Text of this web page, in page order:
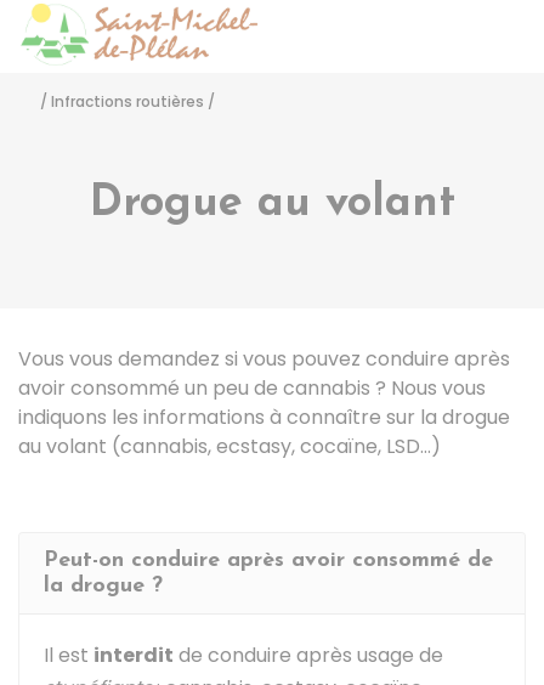
/ Infractions routières /
Drogue au volant
Vous vous demandez si vous pouvez conduire après
avoir consommé un peu de cannabis ? Nous vous
indiquons les informations à connaître sur la drogue
au volant (cannabis, ecstasy, cocaïne, LSD…)
Peut-on conduire après avoir consommé de
la drogue ?
Il est interdit de conduire après usage de